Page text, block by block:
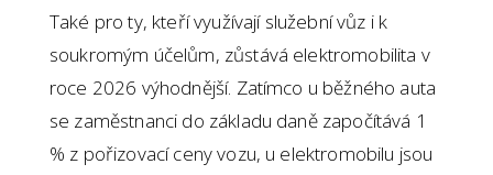
Také pro ty, kteří využívají služební vůz i k
soukromým účelům, zůstává elektromobilita v
roce 2026 výhodnější. Zatímco u běžného auta
se zaměstnanci do základu daně započítává 1
% z pořizovací ceny vozu, u elektromobilu jsou